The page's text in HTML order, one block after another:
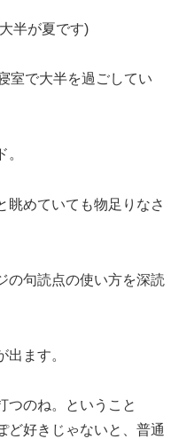
半が夏です)
室で大半を過ごしてい
眺めていても物足りなさ
の句読点の使い方を深読
ます。
つのね。ということ
好きじゃないと、普通